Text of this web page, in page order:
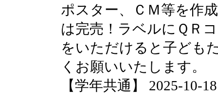
ポスター、ＣＭ等を作
は完売！ラベルにＱＲ
をいただけると子ども
くお願いいたします。
【学年共通】 2025-10-